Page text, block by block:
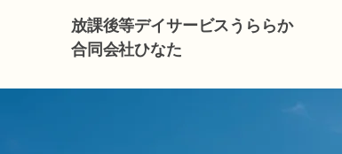
放課後等デイサービスうららか
合同会社ひなた